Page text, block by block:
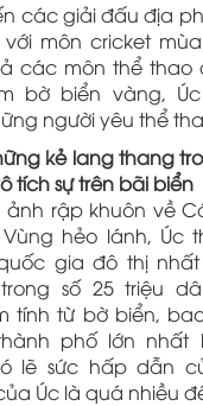
các giải đấu địa
với môn cricket
các môn thể thao
bờ biển vàng,
người yêu thể
kẻ lang thang
tích sự trên bãi biển
ảnh rập khuôn về
hẻo lánh, Úc
gia đô thị nhất
số 25 triệu
tính từ bờ biển,
phố lớn nhất
lẽ sức hấp dẫn
Úc là quá nhiều